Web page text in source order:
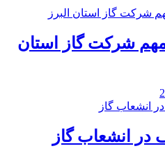
مهم شرکت گاز استان
در انشعاب گاز